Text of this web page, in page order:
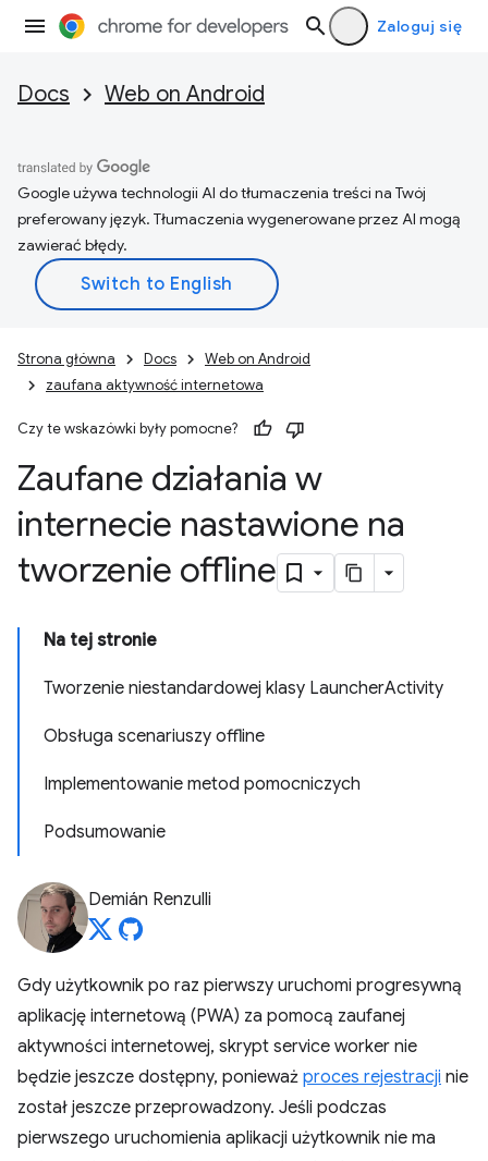
Zaloguj się
Docs Web on Android
Google używa technologii AI do tłumaczenia treści na Twój
preferowany język. Tłumaczenia wygenerowane przez AI mogą
zawierać błędy.
Strona główna Docs
Web on Android
zaufana aktywność internetowa
Czy te wskazówki były pomocne?
Zaufane działania w
internecie nastawione na
tworzenie offline
Na tej stronie
Tworzenie niestandardowej klasy LauncherActivity
Obsługa scenariuszy offline
Implementowanie metod pomocniczych
Podsumowanie
Demián Renzulli
Gdy użytkownik po raz pierwszy uruchomi progresywną
aplikację internetową (PWA) za pomocą zaufanej
aktywności internetowej, skrypt service worker nie
będzie jeszcze dostępny, ponieważ proces rejestracji nie
został jeszcze przeprowadzony. Jeśli podczas
pierwszego uruchomienia aplikacji użytkownik nie ma